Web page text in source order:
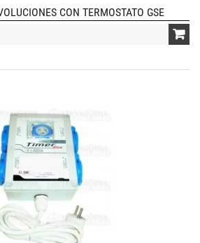
CON TERMOSTATO GSE